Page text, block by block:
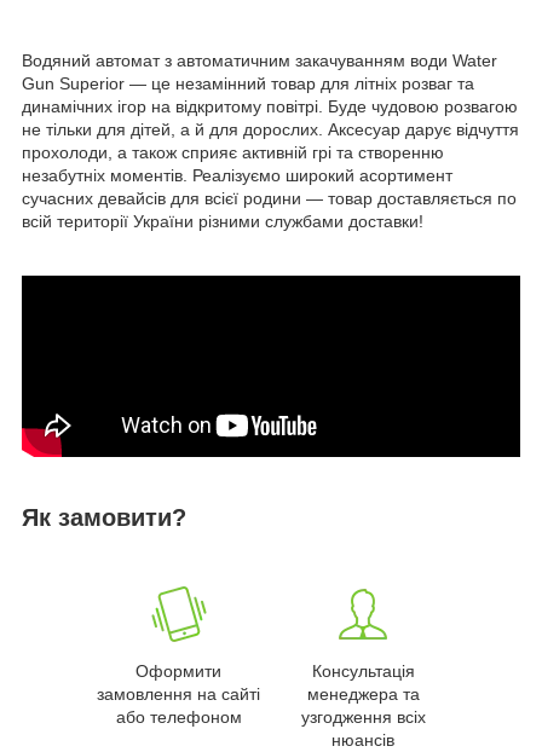
Водяний автомат з автоматичним закачуванням води Water
Gun Superior — це незамінний товар для літніх розваг та
динамічних ігор на відкритому повітрі. Буде чудовою розвагою
не тільки для дітей, а й для дорослих. Аксесуар дарує відчуття
прохолоди, а також сприяє активній грі та створенню
незабутніх моментів. Реалізуємо широкий асортимент
сучасних девайсів для всієї родини — товар доставляється по
всій території України різними службами доставки!
Як замовити?
Оформити
замовлення на сайті
або телефоном
Консультація
менеджера та
узгодження всіх
нюансів